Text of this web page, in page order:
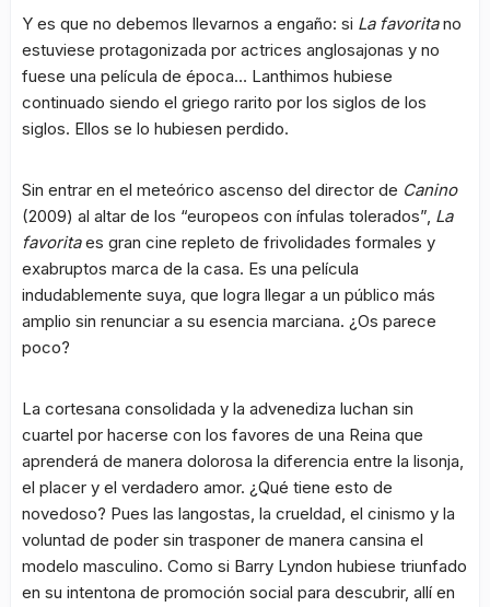
Y es que no debemos llevarnos a engaño: si La favoritano
estuviese protagonizada por actrices anglosajonas y no
fuese una película de época… Lanthimos hubiese
continuado siendo el griego rarito por los siglos de los
siglos. Ellos se lo hubiesen perdido.
Sin entrar en el meteórico ascenso del director de Canino
(2009) al altar de los “europeos con ínfulas tolerados”, La
favoritaes gran cine repleto de frivolidades formales y
exabruptos marca de la casa. Es una película
indudablemente suya, que logra llegar a un público más
amplio sin renunciar a su esencia marciana. ¿Os parece
poco?
La cortesana consolidada y la advenediza luchan sin
cuartel por hacerse con los favores de una Reina que
aprenderá de manera dolorosa la diferencia entre la lisonja,
el placer y el verdadero amor. ¿Qué tiene esto de
novedoso? Pues las langostas, la crueldad, el cinismo y la
voluntad de poder sin trasponer de manera cansina el
modelo masculino. Como si Barry Lyndon hubiese triunfado
en su intentona de promoción social para descubrir, allí en